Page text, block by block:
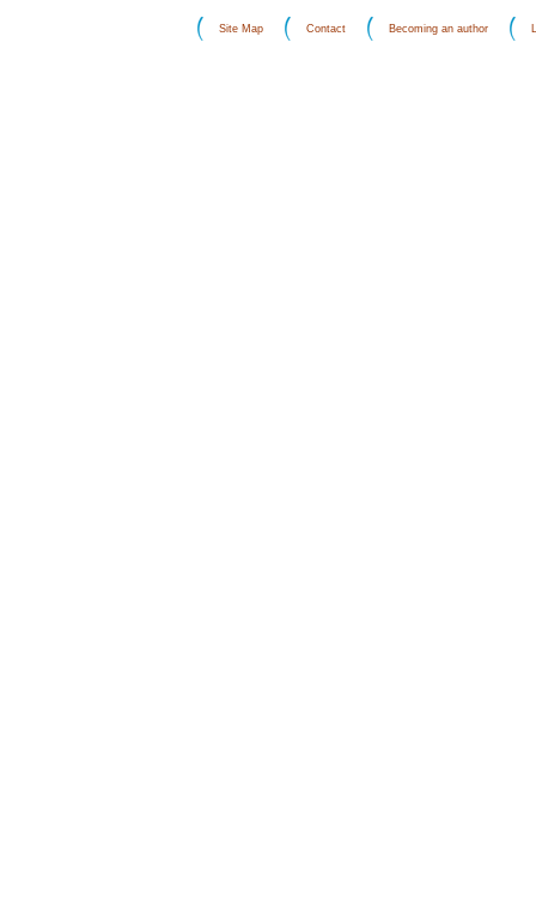
Site Map Contact Becoming an author